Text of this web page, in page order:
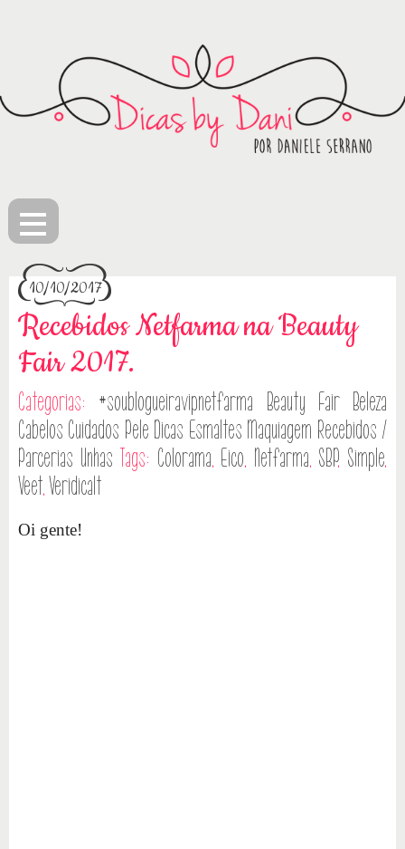
≡
10/10/2017
Recebidos Netfarma na Beauty
Fair 2017.
Categorias: #soublogueiravipnetfarma Beauty Fair Beleza
Cabelos Cuidados Pele Dicas Esmaltes Maquiagem Recebidos /
Parcerias Unhas Tags: Colorama, Eico, Netfarma, SBP, Simple,
Veet,VeridicaIt
Oi gente!